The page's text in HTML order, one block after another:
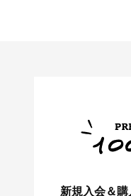
新規入会＆